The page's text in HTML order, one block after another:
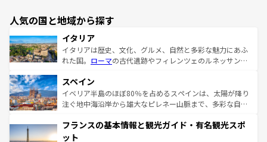
人気の国と地域から探す
イタリア
イタリアは歴史、文化、グルメ、自然と多彩な魅力にあふ
れた国。 ローマの古代遺跡やフィレンツェのルネッサンス
ろん、トスカーナの美しい田園風景やアマルフィ海岸の絶
景など、自然景観も見逃せない。観光の合間には、本場の
ピザやパスタなど、絶品のイタリア料理を堪能することも
ませてくれるイタリアで、忘れられない旅をしてみよう！
なお、新着のイタリア情報は
スペイン
イベリア半島のほぼ80％を占めるスペインは、太陽が降り
注ぐ地中海沿岸から雄大なピレネー山脈まで、多彩な自然
文化が根付くこの国では、情熱的なフラメンコ、熱気あふ
れる闘牛、そして美味しいタパスが生活の一部となってい
フランスの基本情報と観光ガイド・有名観光スポ
ット